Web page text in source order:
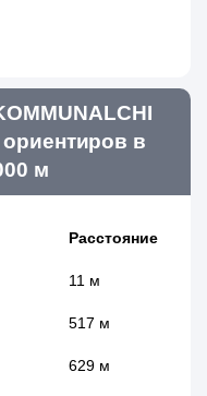
в
м
Расстояние
11 м
517 м
629 м